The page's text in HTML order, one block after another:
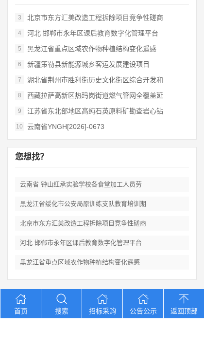
3 北京市东方汇美改造工程拆除项目竞争性磋商
4 河北 邯郸市永年区课后教育数字化管理平台
5 黑龙江省重点区域农作物种植结构变化遥感
6 新疆策勒县新能源城乡客运发展建设项目
7 湖北省荆州市胜利街历史文化街区综合开发和
8 西藏拉萨高新区热玛岗街道燃气管网全覆盖延
9 江苏省东北部地区高纯石英原料矿勘查岩心钻
10 云南省YNGH[2026]-0673
您想找？
云南省 钟山红承实验学校各食堂加工人员劳
黑龙江省绥化市公安局原训练支队教育培训期
北京市东方汇美改造工程拆除项目竞争性磋商
河北 邯郸市永年区课后教育数字化管理平台
黑龙江省重点区域农作物种植结构变化遥感
Copyright © 2012-2026 中招招标网 版权所有 网站备案号：京
ICP备2023026371号-2
首页 搜索 招标采购 公告公示 返回顶部